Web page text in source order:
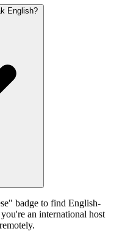
English?
badge to find English-
an international host